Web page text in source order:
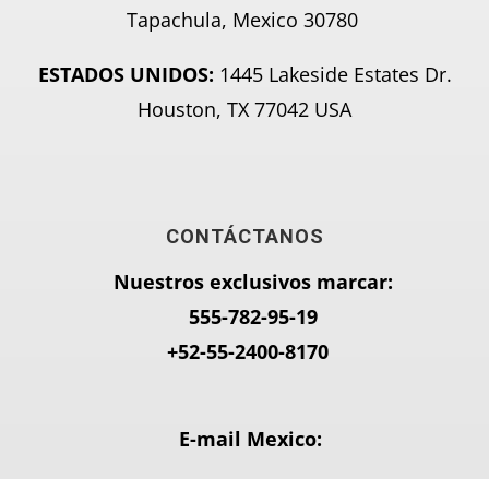
Tapachula, Mexico 30780
ESTADOS UNIDOS: 1445 Lakeside Estates Dr.
Houston, TX 77042 USA
CONTÁCTANOS
Nuestros exclusivos marcar:
555-782-95-19
+52-55-2400-8170
E-mail Mexico: